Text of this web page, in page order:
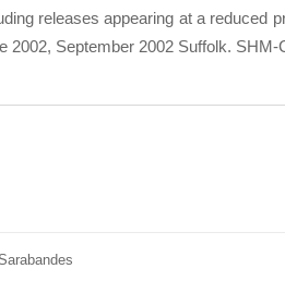
releases appearing at a reduced
2002, September 2002 Suffolk.